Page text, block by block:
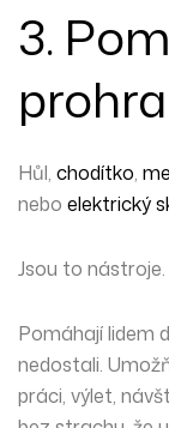
3.
prohra
Hůl, chodítko,
nebo elektrický
Jsou to nástroje.
Pomáhají lidem
nedostali.
práci, výlet,